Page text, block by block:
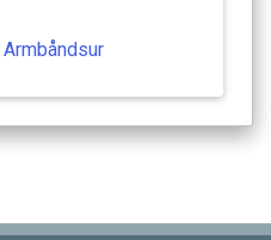
Armbåndsur